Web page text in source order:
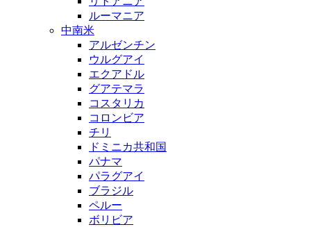
ルーマニア
中南米
アルゼンチン
ウルグアイ
エクアドル
グアテマラ
コスタリカ
コロンビア
チリ
ドミニカ共和国
パナマ
パラグアイ
ブラジル
ペルー
ボリビア